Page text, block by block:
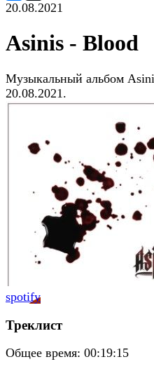
20.08.2021
Asinis - Blood
Музыкальный альбом
20.08.2021.
spotify
Треклист
Общее время: 00:19:15